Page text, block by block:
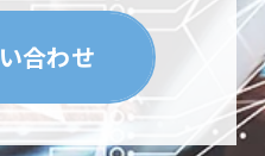
合わせ